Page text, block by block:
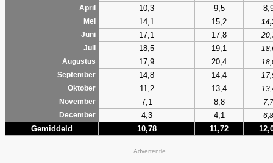
April 10,3 9,5
Mei 14,1 15,2
Juni
17,1 17,8
Juli
18,5 19,1
Augustus
17,9 20,4
September
14,8 14,4
Oktober
11,2 13,4
November
7,1 8,8
7,7
December
4,3 4,1 6,8
Gemiddeld 10,78 11,72
Advertentie